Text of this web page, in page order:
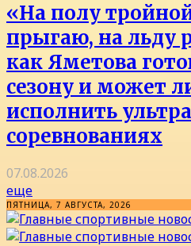
«На полу
прыгаю, на льду
как Яметова
сезону и может
исполнить
соревнованиях
07.08.2026
еще
ПЯТНИЦА, 7 АВГУСТА, 2026